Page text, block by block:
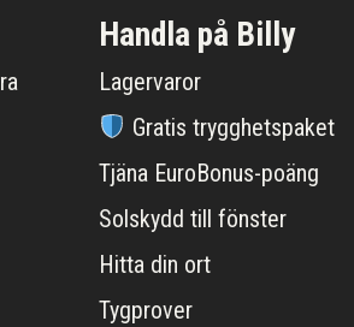
Handla på Billy
Lagervaror
Gratis trygghetspaket
Tjäna EuroBonus-poäng
Solskydd till fönster
Hitta din ort
Tygprover